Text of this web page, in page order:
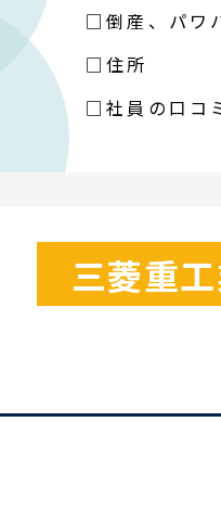
□倒産、パワ
□住所
□社員の口コ
三菱重